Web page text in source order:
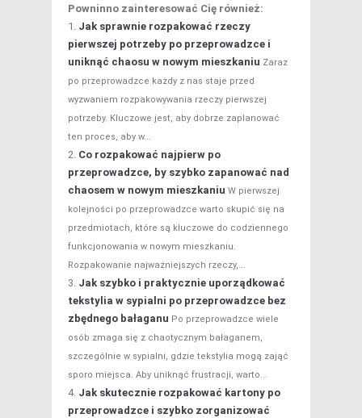
Powninno zainteresować Cię również:
Jak sprawnie rozpakować rzeczy
pierwszej potrzeby po przeprowadzce i
uniknąć chaosu w nowym mieszkaniu Zaraz
po przeprowadzce każdy z nas staje przed
wyzwaniem rozpakowywania rzeczy pierwszej
potrzeby. Kluczowe jest, aby dobrze zaplanować
ten proces, aby w...
Co rozpakować najpierw po
przeprowadzce, by szybko zapanować nad
chaosem w nowym mieszkaniu W pierwszej
kolejności po przeprowadzce warto skupić się na
przedmiotach, które są kluczowe do codziennego
funkcjonowania w nowym mieszkaniu.
Rozpakowanie najważniejszych rzeczy,...
Jak szybko i praktycznie uporządkować
tekstylia w sypialni po przeprowadzce bez
zbędnego bałaganu Po przeprowadzce wiele
osób zmaga się z chaotycznym bałaganem,
szczególnie w sypialni, gdzie tekstylia mogą zająć
sporo miejsca. Aby uniknąć frustracji, warto...
Jak skutecznie rozpakować kartony po
przeprowadzce i szybko zorganizować